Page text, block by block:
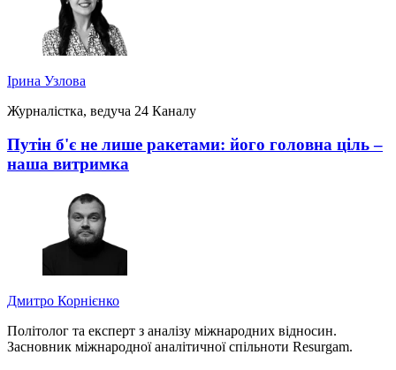
Ірина Узлова
Журналістка, ведуча 24 Каналу
Путін б'є не лише ракетами: його головна ціль –
наша витримка
Дмитро Корнієнко
Політолог та експерт з аналізу міжнародних відносин.
Засновник міжнародної аналітичної спільноти Resurgam.